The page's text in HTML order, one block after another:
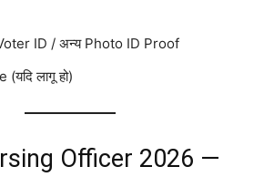
ID / अन्य Photo ID Proof
लागू हो)
Officer 2026 —